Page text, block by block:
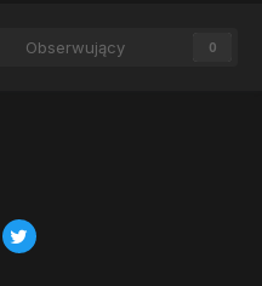
Obserwujący 0